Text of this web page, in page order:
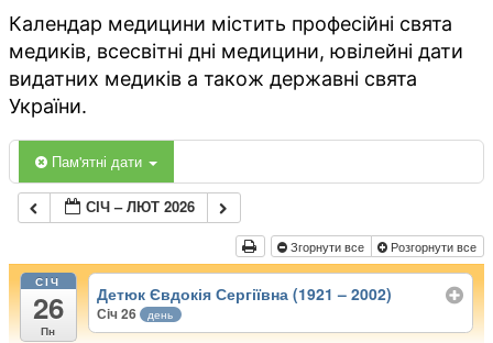
Календар медицини містить професійні свята
медиків, всесвітні дні медицини, ювілейні дати
видатних медиків а також державні свята
України.
Пам'ятні дати
СІЧ – ЛЮТ 2026
Згорнути все Розгорнути все
СІЧ
26
Пн
Детюк Євдокія Сергіївна (1921 – 2002)
Січ 26 день